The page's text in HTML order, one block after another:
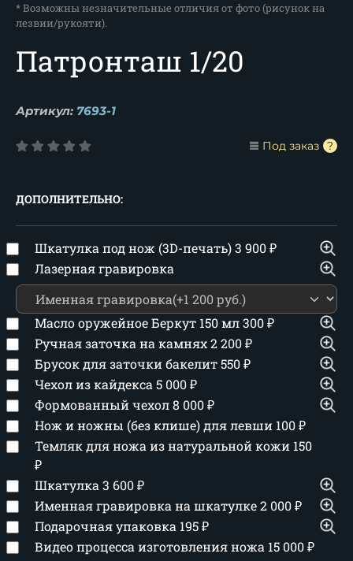
* Возможны незначительные отличия от фото (рисунок на
лезвии/рукояти).
Патронташ 1/20
Артикул: 7693-1
Под заказ
ДОПОЛНИТЕЛЬНО:
Шкатулка под нож (3D-печать)3 900₽
Лазерная гравировка
Масло оружейное Беркут 150 мл300₽
Ручная заточка на камнях2 200₽
Брусок для заточки бакелит550₽
Чехол из кайдекса 5 000₽
Формованный чехол8 000₽
Нож и ножны (без клише) для левши 100₽
Темляк для ножа из натуральной кожи 150
₽
Шкатулка 3 600₽
Именная гравировка на шкатулке2 000₽
Подарочная упаковка 195₽
Видео процесса изготовления ножа 15 000₽